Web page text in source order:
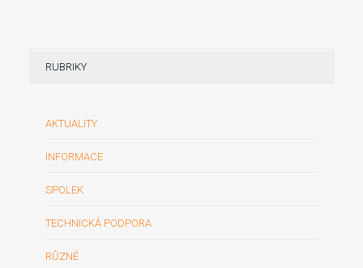
RUBRIKY
AKTUALITY
INFORMACE
SPOLEK
TECHNICKÁ PODPORA
RŮZNÉ